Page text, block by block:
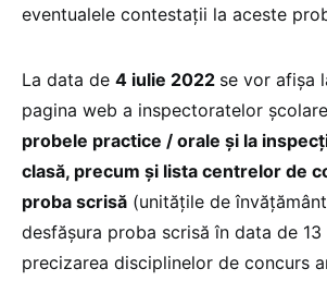
eventualele contestații la aceste
La data de 4 iulie 2022 se vor afișa
pagina web a inspectoratelor școlare
probele practice / orale și la
clasă, precum și lista centrelor de
proba scrisă (unitățile de
desfășura proba scrisă în data de
precizarea disciplinelor de concurs